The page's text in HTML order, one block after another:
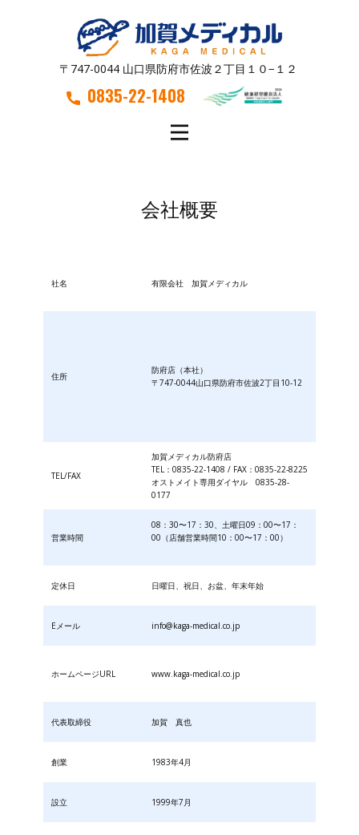
〒747-0044 山口県防府市佐波２丁目１０−１２
0835-22-1408
会社概要
社名 有限会社 加賀メディカル
住所
防府店（本社）
〒747-0044山口県防府市佐波2丁目10-12
TEL/FAX
加賀メディカル防府店
TEL：0835-22-1408 / FAX：0835-22-8225
オストメイト専用ダイヤル 0835-28-
0177
営業時間
08：30〜17：30、土曜日09：00〜17：
00（店舗営業時間10：00〜17：00）
定休日 日曜日、祝日、お盆、年末年始
Eメール info@kaga-medical.co.jp
ホームページURL www.kaga-medical.co.jp
代表取締役 加賀 真也
創業 1983年4月
設立 1999年7月